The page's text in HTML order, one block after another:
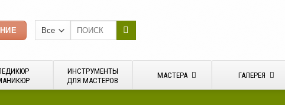
ИНСТРУМЕНТЫ
ДЛЯ МАСТЕРОВ
МАСТЕРА ГАЛЕРЕЯ